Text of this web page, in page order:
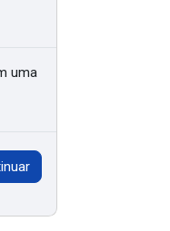
uma